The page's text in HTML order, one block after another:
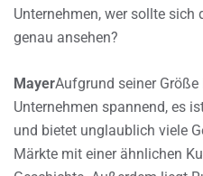
Unternehmen, wer sollte sich
genau ansehen?
MayerAufgrund seiner
Unternehmen spannend, es
und bietet unglaublich viele
Märkte mit einer ähnlichen